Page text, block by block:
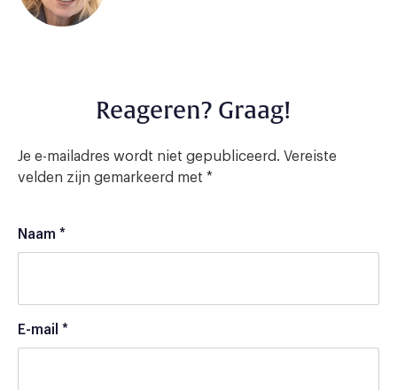
Reageren? Graag!
Je e-mailadres wordt niet gepubliceerd. Vereiste
velden zijn gemarkeerd met *
Naam *
E-mail *